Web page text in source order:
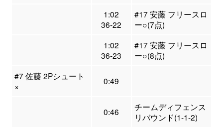
1:02
36-22
#17 安藤 フリースロ
ー○(7点)
1:02
36-23
#17 安藤 フリースロ
ー○(8点)
#7 佐藤 2Pシュート
×
0:49
0:46
チームディフェンス
リバウンド(1-1-2)